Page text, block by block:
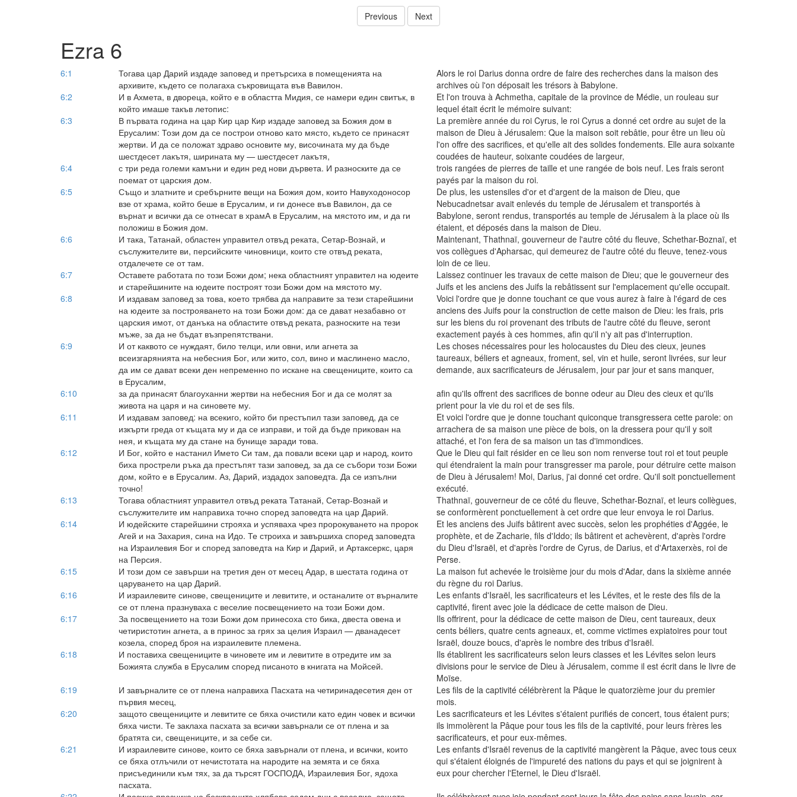
Previous Next
Ezra 6
6:1
Тогава цар Дарий издаде заповед и претърсиха в помещенията на
архивите, където се полагаха съкровищата във Вавилон.
Alors le roi Darius donna ordre de faire des recherches dans la maison des
archives où l'on déposait les trésors à Babylone.
6:2
И в Ахмета, в двореца, който е в областта Мидия, се намери един свитък, в
който имаше такъв летопис:
Et l'on trouva à Achmetha, capitale de la province de Médie, un rouleau sur
lequel était écrit le mémoire suivant:
6:3
В първата година на цар Кир цар Кир издаде заповед за Божия дом в
Ерусалим: Този дом да се построи отново като място, където се принасят
жертви. И да се положат здраво основите му, височината му да бъде
шестдесет лакътя, ширината му — шестдесет лакътя,
La première année du roi Cyrus, le roi Cyrus a donné cet ordre au sujet de la
maison de Dieu à Jérusalem: Que la maison soit rebâtie, pour être un lieu où
l'on offre des sacrifices, et qu'elle ait des solides fondements. Elle aura soixante
coudées de hauteur, soixante coudées de largeur,
6:4
с три реда големи камъни и един ред нови дървета. И разноските да се
поемат от царския дом.
trois rangées de pierres de taille et une rangée de bois neuf. Les frais seront
payés par la maison du roi.
6:5
Също и златните и сребърните вещи на Божия дом, които Навуходоносор
взе от храма, който беше в Ерусалим, и ги донесе във Вавилон, да се
върнат и всички да се отнесат в храмА в Ерусалим, на мястото им, и да ги
положиш в Божия дом.
De plus, les ustensiles d'or et d'argent de la maison de Dieu, que
Nebucadnetsar avait enlevés du temple de Jérusalem et transportés à
Babylone, seront rendus, transportés au temple de Jérusalem à la place où ils
étaient, et déposés dans la maison de Dieu.
6:6
И така, Татанай, областен управител отвъд реката, Сетар-Вознай, и
съслужителите ви, персийските чиновници, които сте отвъд реката,
отдалечете се от там.
Maintenant, Thathnaï, gouverneur de l'autre côté du fleuve, Schethar-Boznaï, et
vos collègues d'Apharsac, qui demeurez de l'autre côté du fleuve, tenez-vous
loin de ce lieu.
6:7
Оставете работата по този Божи дом; нека областният управител на юдеите
и старейшините на юдеите построят този Божи дом на мястото му.
Laissez continuer les travaux de cette maison de Dieu; que le gouverneur des
Juifs et les anciens des Juifs la rebâtissent sur l'emplacement qu'elle occupait.
6:8
И издавам заповед за това, което трябва да направите за тези старейшини
на юдеите за построяването на този Божи дом: да се дават незабавно от
царския имот, от данъка на областите отвъд реката, разноските на тези
мъже, за да не бъдат възпрепятствани.
Voici l'ordre que je donne touchant ce que vous aurez à faire à l'égard de ces
anciens des Juifs pour la construction de cette maison de Dieu: les frais, pris
sur les biens du roi provenant des tributs de l'autre côté du fleuve, seront
exactement payés à ces hommes, afin qu'il n'y ait pas d'interruption.
6:9
И от каквото се нуждаят, било телци, или овни, или агнета за
всеизгарянията на небесния Бог, или жито, сол, вино и маслинено масло,
да им се дават всеки ден непременно по искане на свещениците, които са
в Ерусалим,
Les choses nécessaires pour les holocaustes du Dieu des cieux, jeunes
taureaux, béliers et agneaux, froment, sel, vin et huile, seront livrées, sur leur
demande, aux sacrificateurs de Jérusalem, jour par jour et sans manquer,
6:10
за да принасят благоуханни жертви на небесния Бог и да се молят за
живота на царя и на синовете му.
afin qu'ils offrent des sacrifices de bonne odeur au Dieu des cieux et qu'ils
prient pour la vie du roi et de ses fils.
6:11
И издавам заповед: на всекиго, който би престъпил тази заповед, да се
изкърти греда от къщата му и да се изправи, и той да бъде прикован на
нея, и къщата му да стане на бунище заради това.
Et voici l'ordre que je donne touchant quiconque transgressera cette parole: on
arrachera de sa maison une pièce de bois, on la dressera pour qu'il y soit
attaché, et l'on fera de sa maison un tas d'immondices.
6:12
И Бог, който е настанил Името Си там, да повали всеки цар и народ, които
биха прострели ръка да престъпят тази заповед, за да се събори този Божи
дом, който е в Ерусалим. Аз, Дарий, издадох заповедта. Да се изпълни
точно!
Que le Dieu qui fait résider en ce lieu son nom renverse tout roi et tout peuple
qui étendraient la main pour transgresser ma parole, pour détruire cette maison
de Dieu à Jérusalem! Moi, Darius, j'ai donné cet ordre. Qu'il soit ponctuellement
exécuté.
6:13
Тогава областният управител отвъд реката Татанай, Сетар-Вознай и
съслужителите им направиха точно според заповедта на цар Дарий.
Thathnaï, gouverneur de ce côté du fleuve, Schethar-Boznaï, et leurs collègues,
se conformèrent ponctuellement à cet ordre que leur envoya le roi Darius.
6:14
И юдейските старейшини строяха и успяваха чрез пророкуването на пророк
Агей и на Захария, сина на Идо. Те строиха и завършиха според заповедта
на Израилевия Бог и според заповедта на Кир и Дарий, и Артаксеркс, царя
на Персия.
Et les anciens des Juifs bâtirent avec succès, selon les prophéties d'Aggée, le
prophète, et de Zacharie, fils d'Iddo; ils bâtirent et achevèrent, d'après l'ordre
du Dieu d'Israël, et d'après l'ordre de Cyrus, de Darius, et d'Artaxerxès, roi de
Perse.
6:15
И този дом се завърши на третия ден от месец Адар, в шестата година от
царуването на цар Дарий.
La maison fut achevée le troisième jour du mois d'Adar, dans la sixième année
du règne du roi Darius.
6:16
И израилевите синове, свещениците и левитите, и останалите от върналите
се от плена празнуваха с веселие посвещението на този Божи дом.
Les enfants d'Israël, les sacrificateurs et les Lévites, et le reste des fils de la
captivité, firent avec joie la dédicace de cette maison de Dieu.
6:17
За посвещението на този Божи дом принесоха сто бика, двеста овена и
четиристотин агнета, а в принос за грях за целия Израил — дванадесет
козела, според броя на израилевите племена.
Ils offrirent, pour la dédicace de cette maison de Dieu, cent taureaux, deux
cents béliers, quatre cents agneaux, et, comme victimes expiatoires pour tout
Israël, douze boucs, d'après le nombre des tribus d'Israël.
6:18
И поставиха свещениците в чиновете им и левитите в отредите им за
Божията служба в Ерусалим според писаното в книгата на Мойсей.
Ils établirent les sacrificateurs selon leurs classes et les Lévites selon leurs
divisions pour le service de Dieu à Jérusalem, comme il est écrit dans le livre de
Moïse.
6:19
И завърналите се от плена направиха Пасхата на четиринадесетия ден от
първия месец,
Les fils de la captivité célébrèrent la Pâque le quatorzième jour du premier
mois.
6:20
защото свещениците и левитите се бяха очистили като един човек и всички
бяха чисти. Те заклаха пасхата за всички завърнали се от плена и за
братята си, свещениците, и за себе си.
Les sacrificateurs et les Lévites s'étaient purifiés de concert, tous étaient purs;
ils immolèrent la Pâque pour tous les fils de la captivité, pour leurs frères les
sacrificateurs, et pour eux-mêmes.
6:21
И израилевите синове, които се бяха завърнали от плена, и всички, които
се бяха отлъчили от нечистотата на народите на земята и се бяха
присъединили към тях, за да търсят ГОСПОДА, Израилевия Бог, ядоха
пасхата.
Les enfants d'Israël revenus de la captivité mangèrent la Pâque, avec tous ceux
qui s'étaient éloignés de l'impureté des nations du pays et qui se joignirent à
eux pour chercher l'Eternel, le Dieu d'Israël.